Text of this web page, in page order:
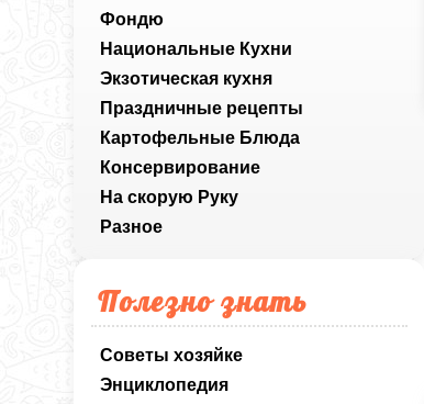
Фондю
Национальные Кухни
Экзотическая кухня
Праздничные рецепты
Картофельные Блюда
Консервирование
На скорую Руку
Разное
Полезно знать
Советы хозяйке
Энциклопедия